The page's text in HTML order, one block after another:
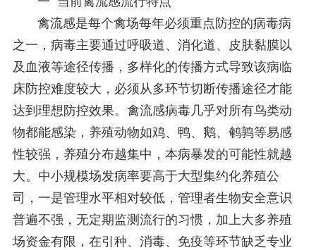
禽流感是每个禽场每年必须重点防控的病毒病
之一，病毒主要通过呼吸道、消化道、皮肤黏膜以
及血液等途径传播，多样化的传播方式导致该病临
床防控难度较大，必须从多环节切断传播途径才能
达到理想防控效果。禽流感病毒几乎对所有鸟类动
物都能感染，养殖动物如鸡、鸭、鹅、鹌鹑等易感
性较强，养殖分布越集中，本病暴发的可能性就越
大。中小规模场发病率要高于大型集约化养殖公
司，一是管理水平相对较低，管理者生物安全意识
普遍不强，无定期监测流行的习惯，加上大多养殖
场资金有限，在引种、消毒、免疫等环节缺乏专业